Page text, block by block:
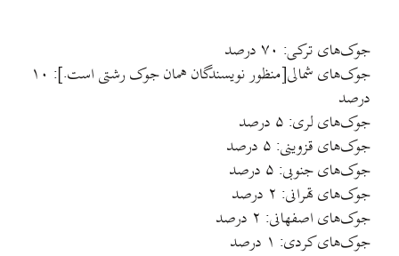
جوک‌های ترکی: ۷۰ درصد
جوک‌های شمالی[منظور نویسندگان همان جوک رشتی است.]: ۱۰
درصد
جوک‌های لری: ۵ درصد
جوک‌های قزوینی: ۵ درصد
جوک‌های جنوبی: ۵ درصد
جوک‌های تهرانی: ۲ درصد
جوک‌های اصفهانی: ۲ درصد
جوک‌های کردی: ۱ درصد